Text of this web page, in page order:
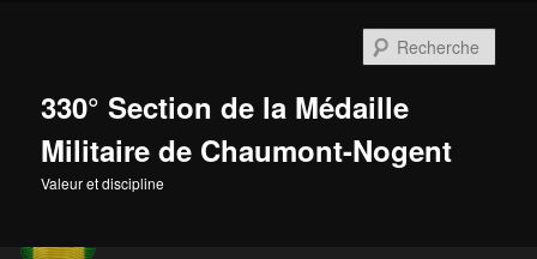
330° Section de la Médaille
Militaire de Chaumont-Nogent
Valeur et discipline